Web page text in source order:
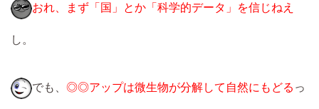
おれ、まず「国」とか「科学的データ」を信じねえ
し。
でも、 ◎◎アップは微生物が分解して自然にもどる っ